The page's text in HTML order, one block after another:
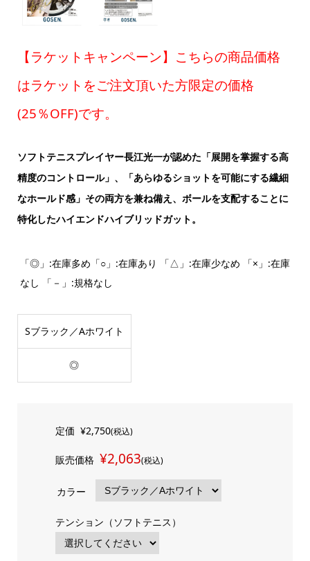
【ラケットキャンペーン】こちらの商品価格
はラケットをご注文頂いた方限定の価格
(25％OFF)です。
ソフトテニスプレイヤー長江光一が認めた「展開を掌握する高
精度のコントロール」、「あらゆるショットを可能にする繊細
なホールド感」その両方を兼ね備え、ボールを支配することに
特化したハイエンドハイブリッドガット。
「◎」:在庫多め「○」:在庫あり 「△」:在庫少なめ 「×」:在庫
なし 「－」:規格なし
Sブラック／Aホワイト
◎
定価 ¥2,750(税込)
販売価格 ¥2,063(税込)
カラー
テンション（ソフトテニス）